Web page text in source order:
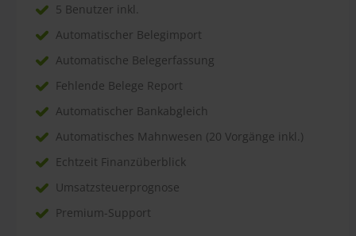
5 Benutzer inkl.
Automatischer Belegimport
Automatische Belegerfassung
Fehlende Belege Report
Automatischer Bankabgleich
Automatisches Mahnwesen (20 Vorgänge inkl.)
Echtzeit Finanzüberblick
Umsatzsteuerprognose
Premium-Support